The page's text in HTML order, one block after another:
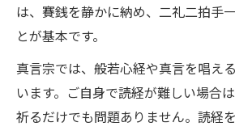
は、賽銭を静かに納め、二礼二拍手
とが基本です。
真言宗では、般若心経や真言を唱え
います。ご自身で読経が難しい場合
祈るだけでも問題ありません。読経